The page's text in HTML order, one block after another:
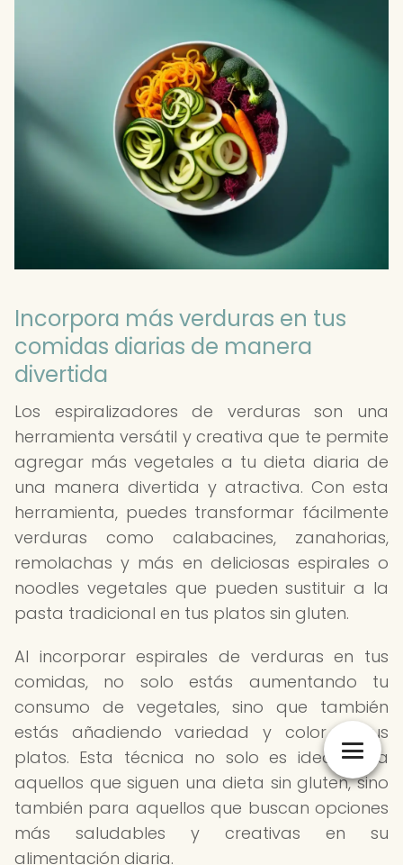
Incorpora más verduras en tus
comidas diarias de manera
divertida
Los espiralizadores de verduras son una
herramienta versátil y creativa que te permite
agregar más vegetales a tu dieta diaria de
una manera divertida y atractiva. Con esta
herramienta, puedes transformar fácilmente
verduras como calabacines, zanahorias,
remolachas y más en deliciosas espirales o
noodles vegetales que pueden sustituir a la
pasta tradicional en tus platos sin gluten.
Al incorporar espirales de verduras en tus
comidas, no solo estás aumentando tu
consumo de vegetales, sino que también
estás añadiendo variedad y color a tus
platos. Esta técnica no solo es ideal para
aquellos que siguen una dieta sin gluten, sino
también para aquellos que buscan opciones
más saludables y creativas en su
alimentación diaria.